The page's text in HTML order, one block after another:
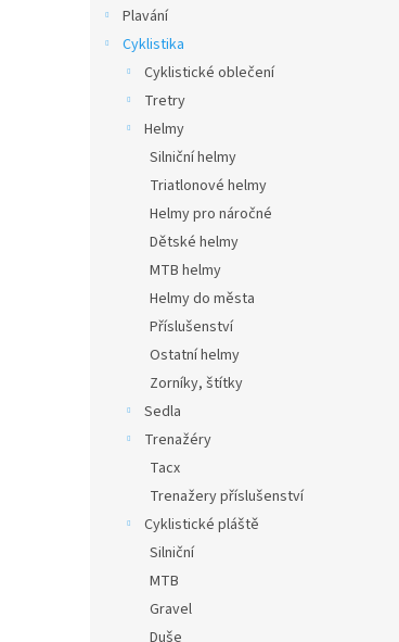
Plavání
Cyklistika
Cyklistické oblečení
Tretry
Helmy
Silniční helmy
Triatlonové helmy
Helmy pro náročné
Dětské helmy
MTB helmy
Helmy do města
Příslušenství
Ostatní helmy
Zorníky, štítky
Sedla
Trenažéry
Tacx
Trenažery příslušenství
Cyklistické pláště
Silniční
MTB
Gravel
Duše